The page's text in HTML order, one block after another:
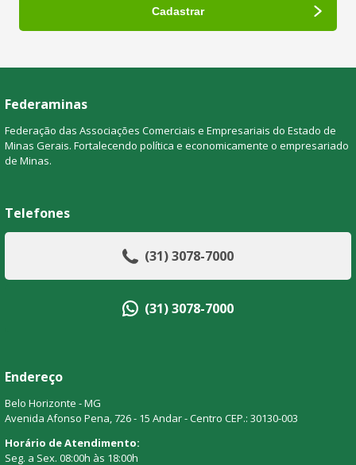
Federaminas
Federação das Associações Comerciais e Empresariais do Estado de
Minas Gerais. Fortalecendo política e economicamente o empresariado
de Minas.
Telefones
(31) 3078-7000
(31) 3078-7000
Endereço
Belo Horizonte - MG
Avenida Afonso Pena, 726 - 15 Andar - Centro CEP.: 30130-003
Horário de Atendimento:
Seg. a Sex. 08:00h às 18:00h